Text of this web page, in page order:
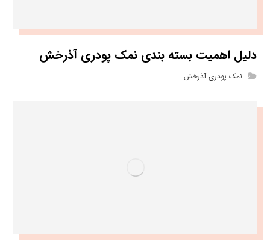
دلیل اهمیت بسته بندی نمک پودری آذرخش
نمک پودری آذرخش